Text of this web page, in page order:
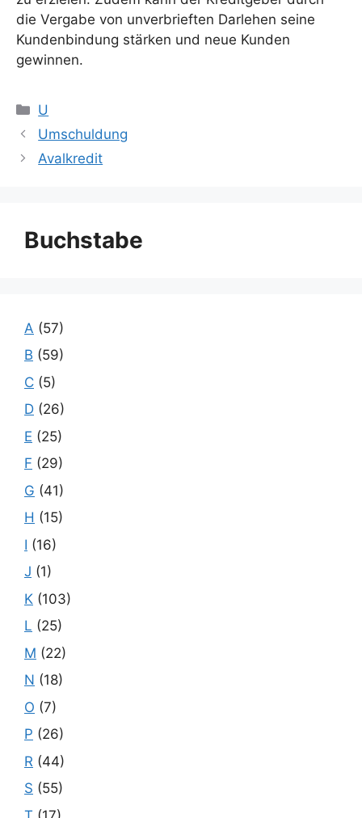
die Vergabe von unverbrieften Darlehen seine
Kundenbindung stärken und neue Kunden
gewinnen.
Kategorien
U
Umschuldung
Avalkredit
Buchstabe
A (57)
B (59)
C (5)
D (26)
E (25)
F (29)
G (41)
H (15)
I (16)
J (1)
K (103)
L (25)
M (22)
N (18)
O (7)
P (26)
R (44)
S (55)